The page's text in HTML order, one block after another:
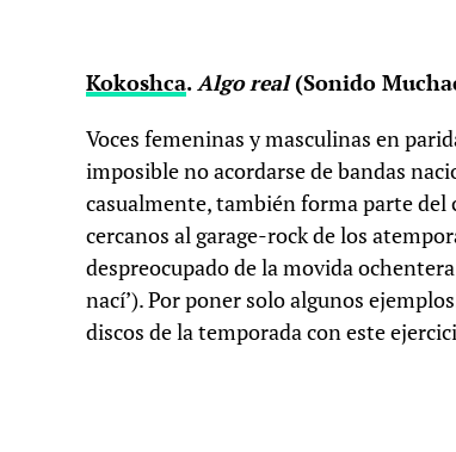
Kokoshca.Algo real(Sonido
Voces femeninas y masculinas en
imposible no acordarse de bandas
casualmente, también forma parte del
cercanos al garage-rock de los
despreocupado de la movida ochentera
nací’). Por poner solo algunos
discos de la temporada con este